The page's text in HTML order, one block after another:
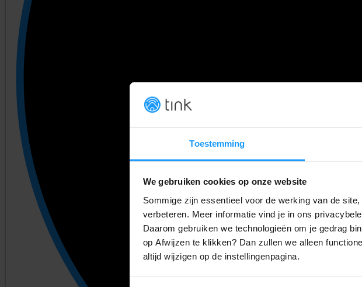
Toestemming
We gebruiken cookies op onze website
Sommige zijn essentieel voor de werking van de
verbeteren. Meer informatie vind je in ons
Daarom gebruiken we technologieën om je gedrag
op Afwijzen te klikken? Dan zullen we alleen
altijd wijzigen op de instellingenpagina.